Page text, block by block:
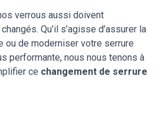
verrous aussi doivent
Qu’il s’agisse d’assurer la
ou de moderniser votre serrure
performante, nous nous tenons à
ce changement de serrure